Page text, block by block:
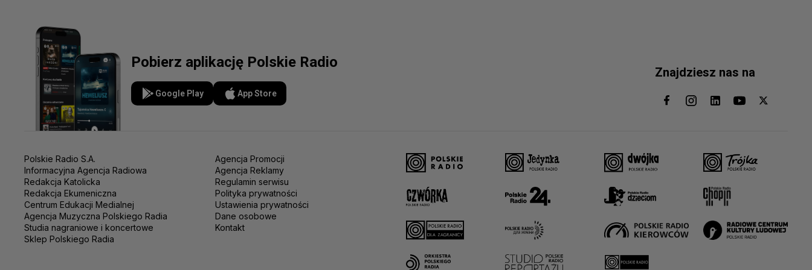
Pobierz aplikację Polskie Radio
Google Play App Store
Znajdziesz nas na
Polskie Radio S.A.
Informacyjna Agencja Radiowa
Redakcja Katolicka
Redakcja Ekumeniczna
Centrum Edukacji Medialnej
Agencja Muzyczna Polskiego Radia
Studia nagraniowe i koncertowe
Sklep Polskiego Radia
Agencja Promocji
Agencja Reklamy
Regulamin serwisu
Polityka prywatności
Ustawienia prywatności
Dane osobowe
Kontakt